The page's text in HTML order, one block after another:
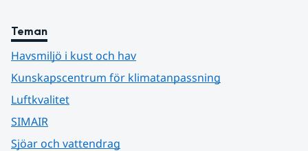
Teman
Havsmiljö i kust och hav
Kunskapscentrum för klimatanpassning
Luftkvalitet
SIMAIR
Sjöar och vattendrag